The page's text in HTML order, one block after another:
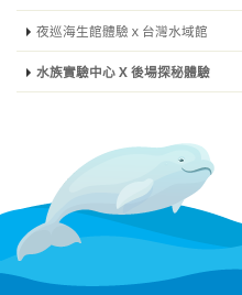
夜巡海生館體驗ｘ台灣水域館
水族實驗中心 X 後場探秘體驗